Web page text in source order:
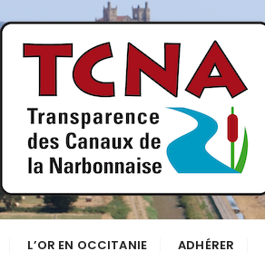
L’OR EN OCCITANIE ADHÉRER